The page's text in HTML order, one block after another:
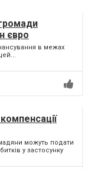
євро
в межах
можуть подати
у застосунку